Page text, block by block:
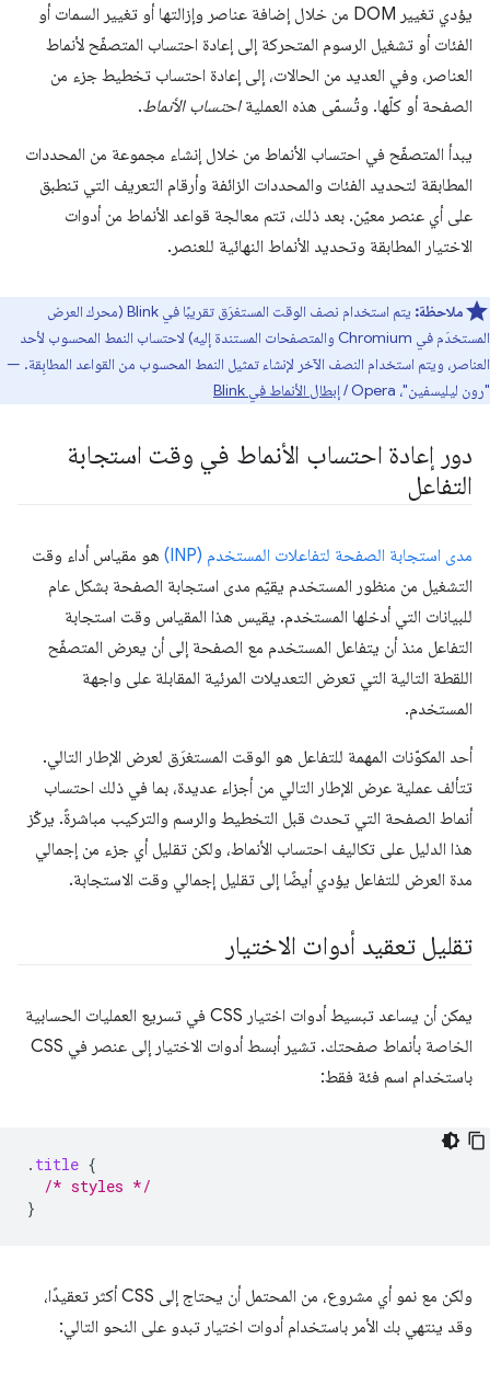
يؤدي تغيير DOM من خلال إضافة عناصر وإزالتها أو تغيير السمات أو
الفئات أو تشغيل الرسوم المتحركة إلى إعادة احتساب المتصفّح لأنماط
العناصر، وفي العديد من الحالات، إلى إعادة احتساب تخطيط جزء من
الصفحة أو كلّها. وتُسمّى هذه العمليةاحتساب الأنماط.
يبدأ المتصفّح في احتساب الأنماط من خلال إنشاء مجموعة من المحددات
المطابقة لتحديد الفئات والمحددات الزائفة وأرقام التعريف التي تنطبق
على أي عنصر معيّن. بعد ذلك، تتم معالجة قواعد الأنماط من أدوات
الاختيار المطابقة وتحديد الأنماط النهائية للعنصر.
ملاحظة:
يتم استخدام نصف الوقت المستغرَق تقريبًا في Blink (محرك العرض
المستخدَم في Chromium والمتصفحات المستندة إليه) لاحتساب النمط المحسوب لأحد
العناصر، ويتم استخدام النصف الآخر لإنشاء تمثيل النمط المحسوب من القواعد المطابِقة. —
"رون ليليسفين"، Opera /
إبطال الأنماط في Blink
دور إعادة احتساب الأنماط في وقت استجابة
التفاعل
مدى استجابة الصفحة لتفاعلات المستخدم (INP)
هو مقياس أداء وقت
التشغيل من منظور المستخدم يقيّم مدى استجابة الصفحة بشكل عام
للبيانات التي أدخلها المستخدم. يقيس هذا المقياس وقت استجابة
التفاعل منذ أن يتفاعل المستخدم مع الصفحة إلى أن يعرض المتصفّح
اللقطة التالية التي تعرض التعديلات المرئية المقابلة على واجهة
المستخدم.
أحد المكوّنات المهمة للتفاعل هو الوقت المستغرَق لعرض الإطار التالي.
تتألف عملية عرض الإطار التالي من أجزاء عديدة، بما في ذلك احتساب
أنماط الصفحة التي تحدث قبل التخطيط والرسم والتركيب مباشرةً. يركّز
هذا الدليل على تكاليف احتساب الأنماط، ولكن تقليل أي جزء من إجمالي
مدة العرض للتفاعل يؤدي أيضًا إلى تقليل إجمالي وقت الاستجابة.
تقليل تعقيد أدوات الاختيار
يمكن أن يساعد تبسيط أدوات اختيار CSS في تسريع العمليات الحسابية
الخاصة بأنماط صفحتك. تشير أبسط أدوات الاختيار إلى عنصر في CSS
باستخدام اسم فئة فقط:
. title {
/* styles */
}
ولكن مع نمو أي مشروع، من المحتمل أن يحتاج إلى CSS أكثر تعقيدًا،
وقد ينتهي بك الأمر باستخدام أدوات اختيار تبدو على النحو التالي: